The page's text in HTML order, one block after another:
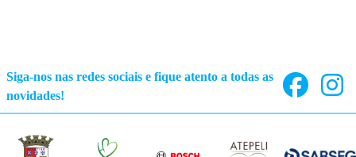
Siga-nos nas redes sociais e fique atento a todas as
novidades!